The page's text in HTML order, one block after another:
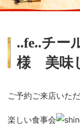
..fe..チー
様 美味
ご予約ご来店いた
楽しい食事会